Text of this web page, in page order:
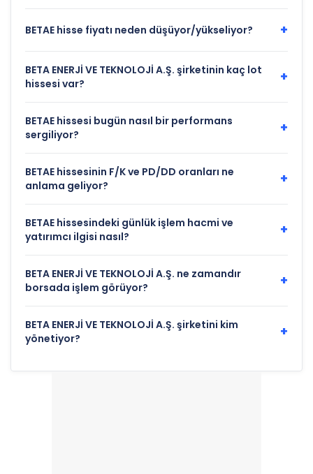
BETAE hisse fiyatı neden düşüyor/yükseliyor? +
BETA ENERJİ VE TEKNOLOJİ A.Ş. şirketinin kaç lot
hissesi var?
+
BETAE hissesi bugün nasıl bir performans
sergiliyor?
+
BETAE hissesinin F/K ve PD/DD oranları ne
anlama geliyor?
+
BETAE hissesindeki günlük işlem hacmi ve
yatırımcı ilgisi nasıl?
+
BETA ENERJİ VE TEKNOLOJİ A.Ş. ne zamandır
borsada işlem görüyor?
+
BETA ENERJİ VE TEKNOLOJİ A.Ş. şirketini kim
yönetiyor?
+